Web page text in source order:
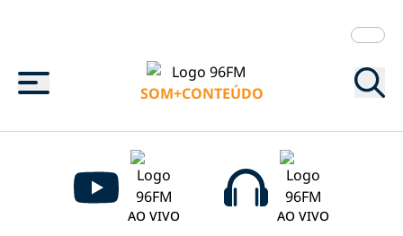
Menu
SOM+CONTEÚDO
AO VIVO AO VIVO